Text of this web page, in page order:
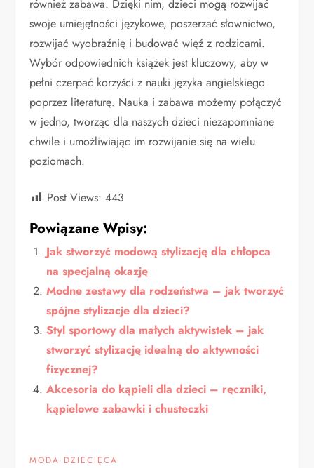
również zabawa. Dzięki nim, dzieci mogą rozwijać
swoje umiejętności językowe, poszerzać słownictwo,
rozwijać wyobraźnię i budować więź z rodzicami.
Wybór odpowiednich książek jest kluczowy, aby w
pełni czerpać korzyści z nauki języka angielskiego
poprzez literaturę. Nauka i zabawa możemy połączyć
w jedno, tworząc dla naszych dzieci niezapomniane
chwile i umożliwiając im rozwijanie się na wielu
poziomach.
Post Views: 443
Powiązane Wpisy:
Jak stworzyć modową stylizację dla chłopca
na specjalną okazję
Modne zestawy dla rodzeństwa – jak tworzyć
spójne stylizacje dla dzieci?
Styl sportowy dla małych aktywistek – jak
stworzyć stylizację idealną do aktywności
fizycznej?
Akcesoria do kąpieli dla dzieci – ręczniki,
kąpielowe zabawki i chusteczki
MODA DZIECIĘCA